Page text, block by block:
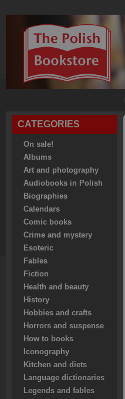
CATEGORIES
On sale!
Albums
Art and photography
Audiobooks in Polish
Biographies
Calendars
Comic books
Crime and mystery
Esoteric
Fables
Fiction
Health and beauty
History
Hobbies and crafts
Horrors and suspense
How to books
Iconography
Kitchen and diets
Language dictionaries
Legends and fables